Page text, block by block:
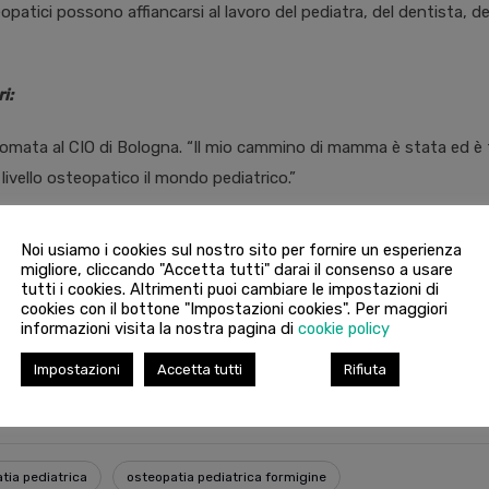
possono affiancarsi al lavoro del pediatra, del dentista,
al CIO di Bologna. “Il mio cammino di mamma è stata ed
osteopatico il mondo pediatrico.”
sarà possibile effettuare una prima visita gratuita (compreso
059 5180176 o 351 8003646.
pediatrica osteopatia pediatrica formigine
Noi usiamo i cookies sul nostro sito per fornire un esperienza
migliore, cliccando "Accetta tutti" darai il consenso a usare
tutti i cookies. Altrimenti puoi cambiare le impostazioni di
cookies con il bottone "Impostazioni cookies". Per maggiori
informazioni visita la nostra pagina di cookie policy
Impostazioni Accetta tutti Rifiuta